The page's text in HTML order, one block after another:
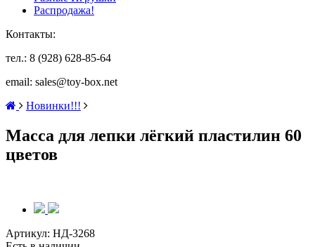
Распродажа!
Контакты:
тел.: 8 (928) 628-85-64
email: sales@toy-box.net
Новинки!!!
Масса для лепки лёгкий пластилин 60
цветов
Артикул: НД-3268